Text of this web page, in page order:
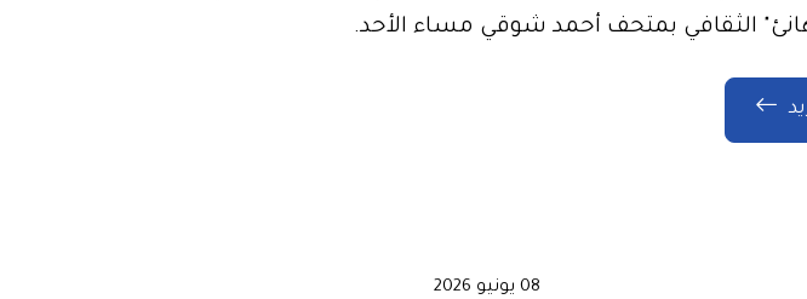
الثقافي بمتحف أحمد شوقي مساء الأحد.
08 يونيو 2026